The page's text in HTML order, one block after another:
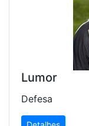
Lumor
Defesa